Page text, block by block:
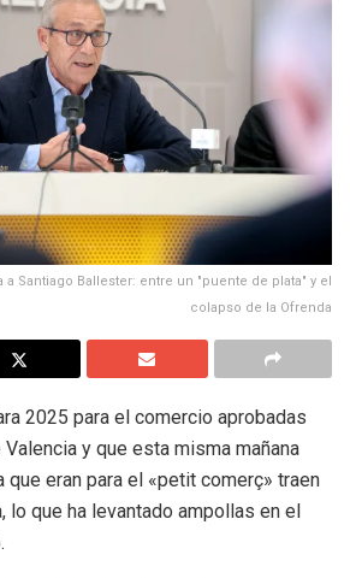
Santiago Ballester: entre un "puente de plata" y el
colapso de la Ofrenda
2025 para el comercio aprobadas
y que esta misma mañana
eran para el «petit comerç» traen
lo que ha levantado ampollas en el